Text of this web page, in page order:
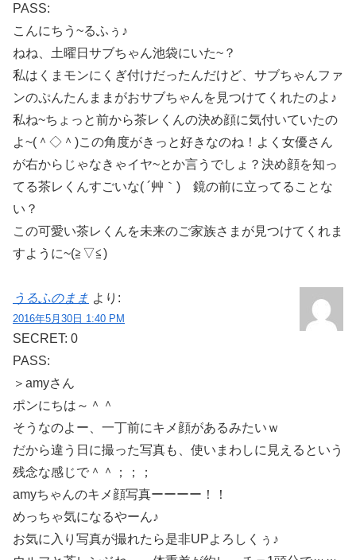
PASS:
こんにちう~るふぅ♪
ねね、土曜日サブちゃん池袋にいた~？
私はくまモンにくぎ付けだったんだけど、サブちゃんファ
ンのぷんたんままがおサブちゃんを見つけてくれたのよ♪
私ね~ちょっと前から茶レくんの決め顔に気付いていたの
よ~(＾◇＾)この角度がきっと好きなのね！よく女優さん
が右からじゃなきゃイヤ~とか言うでしょ？決め顔を知っ
てる茶レくんすごいな( ´艸｀) 鏡の前に立ってることな
い？
この可愛い茶レくんを未来のご家族さまが見つけてくれま
すように~(≧▽≦)
うるふのまま より:
2016年5月30日 1:40 PM
SECRET: 0
PASS:
＞amyさん
ポンにちは～＾＾
そうなのよー、一丁前にキメ顔があるみたいｗ
だから違う日に撮った写真も、使いまわしに見えるという
残念な感じで＾＾；；；
amyちゃんのキメ顔写真ーーーー！！
めっちゃ気になるやーん♪
お気に入り写真が撮れたら是非UPよろしくぅ♪